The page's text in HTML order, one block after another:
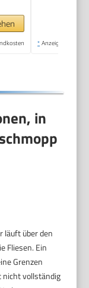
* Anzeige
in
läuft über den
Fliesen. Ein
Grenzen
nicht vollständig